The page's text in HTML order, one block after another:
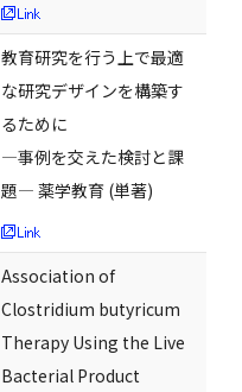
教育研究を行う上で最適
な研究デザインを構築す
るために
―事例を交えた検討と課
題― 薬学教育 (単著)
Association of
Clostridium butyricum
Therapy Using the Live
Bacterial Product